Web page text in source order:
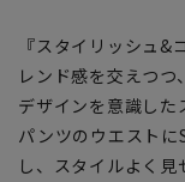
『スタイリッシュ
レンド感を交えつ
デザインを意識した
パンツのウエスト
し、スタイルよく見